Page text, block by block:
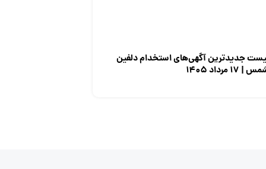
جدیدترین آگهی‌های استخدام دلفین
| ۱۷ مرداد ۱۴۰۵